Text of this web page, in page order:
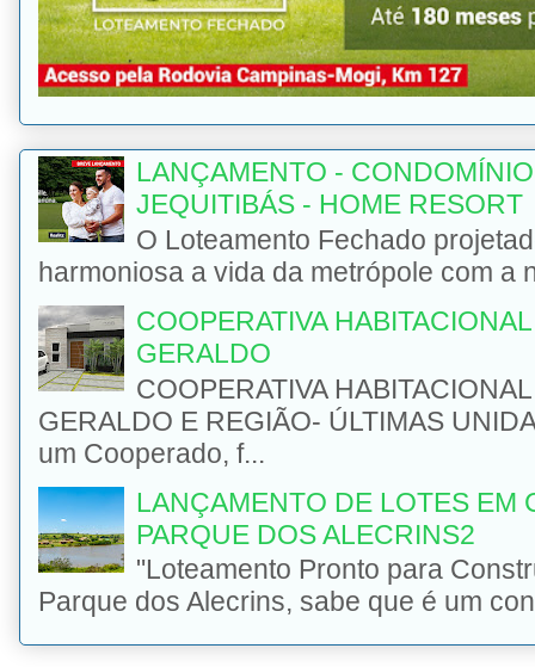
LANÇAMENTO -
JEQUITIBÁS - HOME RESORT
O Loteamento Fechado
harmoniosa a vida da metrópole com a
COOPERATIVA
GERALDO
COOPERATIVA
GERALDO E REGIÃO- ÚLTIMAS
um Cooperado, f...
LANÇAMENTO DE LOTES EM
PARQUE DOS ALECRINS2
"Loteamento Pronto para
Parque dos Alecrins, sabe que é um